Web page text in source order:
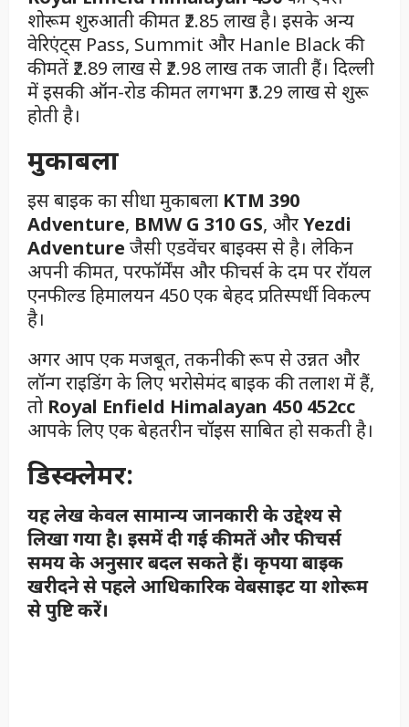
शोरूम शुरुआती कीमत ₹2.85 लाख है। इसके अन्य
वेरिएंट्स Pass, Summit और Hanle Black की
कीमतें ₹2.89 लाख से ₹2.98 लाख तक जाती हैं। दिल्ली
में इसकी ऑन-रोड कीमत लगभग ₹3.29 लाख से शुरू
होती है।
मुकाबला
इस बाइक का सीधा मुकाबला KTM 390
Adventure, BMW G 310 GS, औरYezdi
Adventure जैसी एडवेंचर बाइक्स से है। लेकिन
अपनी कीमत, परफॉर्मेंस और फीचर्स के दम पर रॉयल
एनफील्ड हिमालयन 450 एक बेहद प्रतिस्पर्धी विकल्प
है।
अगर आप एक मजबूत, तकनीकी रूप से उन्नत और
लॉन्ग राइडिंग के लिए भरोसेमंद बाइक की तलाश में हैं,
तो Royal Enfield Himalayan 450 452cc
आपके लिए एक बेहतरीन चॉइस साबित हो सकती है।
डिस्क्लेमर:
यह लेख केवल सामान्य जानकारी के उद्देश्य से
लिखा गया है। इसमें दी गई कीमतें और फीचर्स
समय के अनुसार बदल सकते हैं। कृपया बाइक
खरीदने से पहले आधिकारिक वेबसाइट या शोरूम
से पुष्टि करें।